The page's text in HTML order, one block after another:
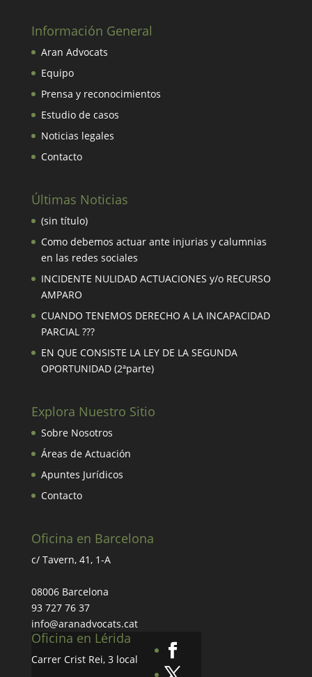
Información General
Aran Advocats
Equipo
Prensa y reconocimientos
Estudio de casos
Noticias legales
Contacto
Últimas Noticias
(sin título)
Como debemos actuar ante injurias y calumnias
en las redes sociales
INCIDENTE NULIDAD ACTUACIONES y/o RECURSO
AMPARO
CUANDO TENEMOS DERECHO A LA INCAPACIDAD
PARCIAL ???
EN QUE CONSISTE LA LEY DE LA SEGUNDA
OPORTUNIDAD (2ªparte)
Explora Nuestro Sitio
Sobre Nosotros
Áreas de Actuación
Apuntes Jurídicos
Contacto
Oficina en Barcelona
c/ Tavern, 41, 1-A
08006 Barcelona
93 727 76 37
info@aranadvocats.cat
Oficina en Lérida
Carrer Crist Rei, 3 local